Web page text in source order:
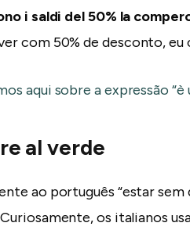
i saldi del 50% la
com 50% de desconto,
aqui sobre a expressão
al verde
ao português “estar
Curiosamente, os italianos